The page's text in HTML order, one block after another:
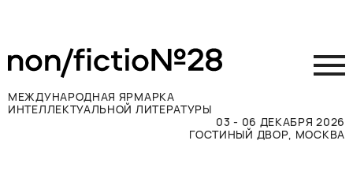
МЕЖДУНАРОДНАЯ ЯРМАРКА
ИНТЕЛЛЕКТУАЛЬНОЙ ЛИТЕРАТУРЫ
03 - 06 ДЕКАБРЯ 2026
ГОСТИНЫЙ ДВОР, МОСКВА